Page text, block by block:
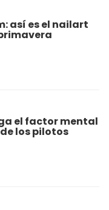
así es el nailart
el factor mental
los pilotos